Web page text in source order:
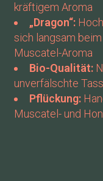
kräftigem Aroma
„Dragon“:
sich langsam
Muscatel-Aroma
Bio-Qualität:
unverfälschte
Pflückung:
Muscatel- und